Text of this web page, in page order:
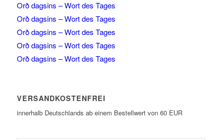
Orð dagsins – Wort des Tages
Orð dagsins – Wort des Tages
Orð dagsins – Wort des Tages
Orð dagsins – Wort des Tages
Orð dagsins – Wort des Tages
VERSANDKOSTENFREI
innerhalb Deutschlands ab einem Bestellwert von 60 EUR